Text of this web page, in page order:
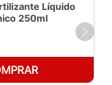
Líquido
250ml